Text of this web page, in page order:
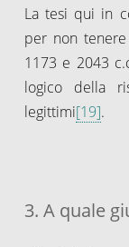
La tesi qui in
per non
1173 e 2043
logico della
legittimi[19].
3. A quale